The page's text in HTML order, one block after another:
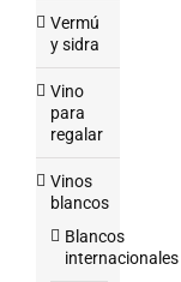
Vermú
y sidra
Vino
para
regalar
Vinos
blancos
Blancos
internacionales